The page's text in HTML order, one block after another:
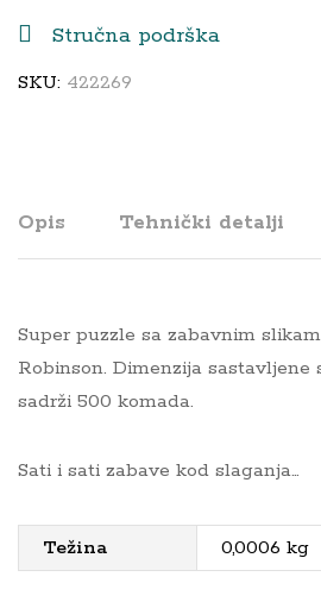
Stručna podrška
SKU: 422269
Opis Tehnički detalji
Super puzzle sa zabavnim
Robinson. Dimenzija
sadrži 500 komada.
Sati i sati zabave kod slaganja…
Težina 0,0006 kg